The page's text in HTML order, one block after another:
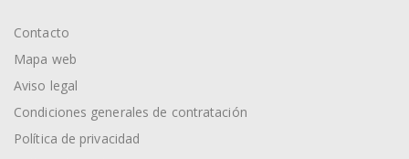
Contacto
Mapa web
Aviso legal
Condiciones generales de contratación
Política de privacidad